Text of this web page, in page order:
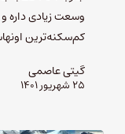
وسعت زیادی داره
کم‌سکنه‌ترین
گیتی عاصمی
۲۵ شهریور ۱۴۰۱